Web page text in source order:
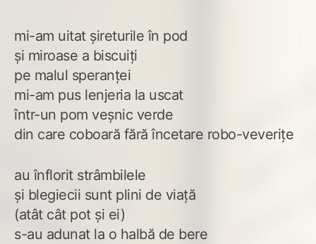
mi-am uitat șireturile în pod
și miroase a biscuiți
pe malul speranței
mi-am pus lenjeria la uscat
într-un pom veșnic verde
din care coboară fără încetare robo-veverițe
au înflorit strâmbilele
și blegiecii sunt plini de viață
(atât cât pot și ei)
s-au adunat la o halbă de bere